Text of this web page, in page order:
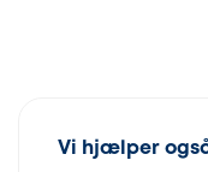
Vi hjælper